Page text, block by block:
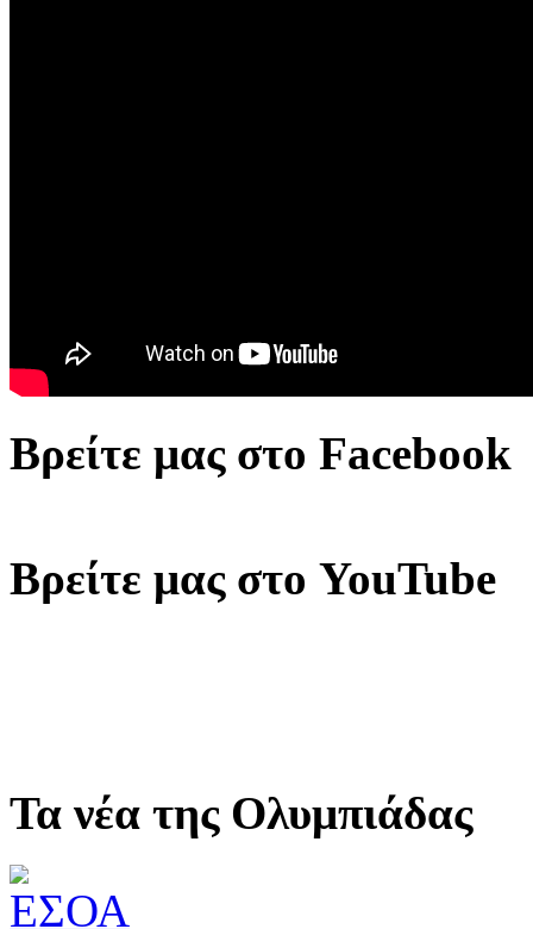
Βρείτε μας στο Facebook
Βρείτε μας στο YouTube
Τα νέα της Ολυμπιάδας